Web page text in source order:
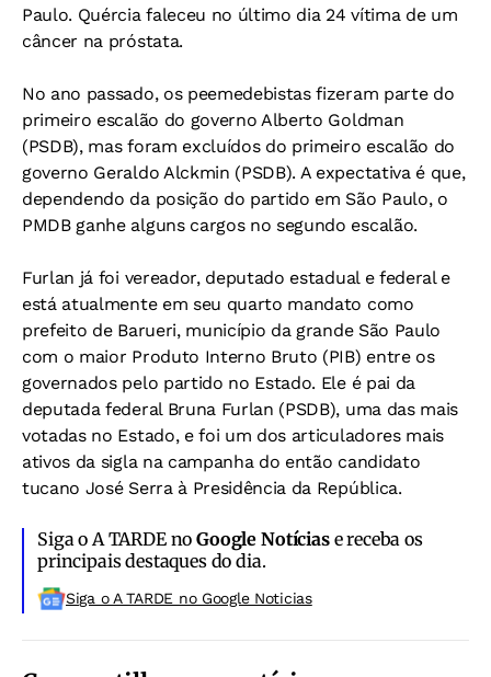
Paulo. Quércia faleceu no último dia 24 vítima de um
câncer na próstata.
No ano passado, os peemedebistas fizeram parte do
primeiro escalão do governo Alberto Goldman
(PSDB), mas foram excluídos do primeiro escalão do
governo Geraldo Alckmin (PSDB). A expectativa é que,
dependendo da posição do partido em São Paulo, o
PMDB ganhe alguns cargos no segundo escalão.
Furlan já foi vereador, deputado estadual e federal e
está atualmente em seu quarto mandato como
prefeito de Barueri, município da grande São Paulo
com o maior Produto Interno Bruto (PIB) entre os
governados pelo partido no Estado. Ele é pai da
deputada federal Bruna Furlan (PSDB), uma das mais
votadas no Estado, e foi um dos articuladores mais
ativos da sigla na campanha do então candidato
tucano José Serra à Presidência da República.
Siga o A TARDE noGoogle Notíciase receba os
principais destaques do dia.
Siga o A TARDE no Google Noticias